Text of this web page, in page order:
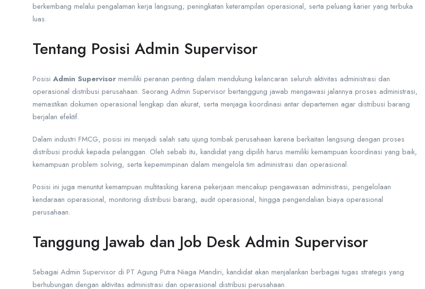
berkembang melalui pengalaman kerja langsung, peningkatan keterampilan operasional, serta peluang karier yang terbuka
luas.
Tentang Posisi Admin Supervisor
Posisi Admin Supervisor memiliki peranan penting dalam mendukung kelancaran seluruh aktivitas administrasi dan
operasional distribusi perusahaan. Seorang Admin Supervisor bertanggung jawab mengawasi jalannya proses administrasi,
memastikan dokumen operasional lengkap dan akurat, serta menjaga koordinasi antar departemen agar distribusi barang
berjalan efektif.
Dalam industri FMCG, posisi ini menjadi salah satu ujung tombak perusahaan karena berkaitan langsung dengan proses
distribusi produk kepada pelanggan. Oleh sebab itu, kandidat yang dipilih harus memiliki kemampuan koordinasi yang baik,
kemampuan problem solving, serta kepemimpinan dalam mengelola tim administrasi dan operasional.
Posisi ini juga menuntut kemampuan multitasking karena pekerjaan mencakup pengawasan administrasi, pengelolaan
kendaraan operasional, monitoring distribusi barang, audit operasional, hingga pengendalian biaya operasional
perusahaan.
Tanggung Jawab dan Job Desk Admin Supervisor
Sebagai Admin Supervisor di PT Agung Putra Niaga Mandiri, kandidat akan menjalankan berbagai tugas strategis yang
berhubungan dengan aktivitas administrasi dan operasional distribusi perusahaan.